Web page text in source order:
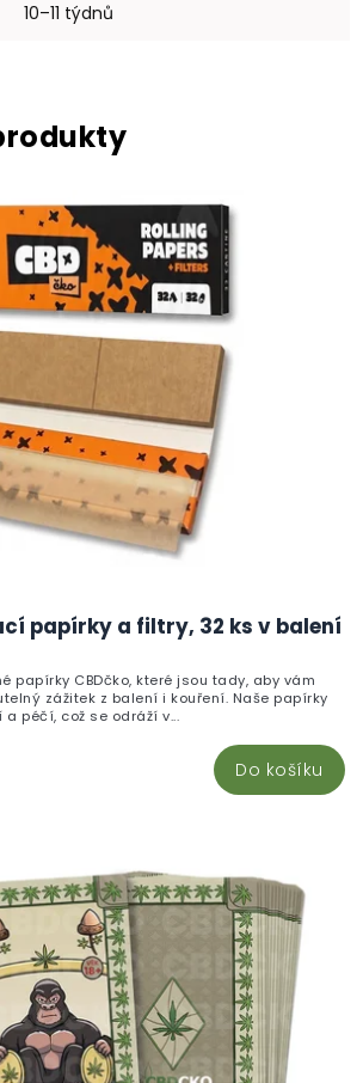
10–11 týdnů
papírky a filtry, 32 ks v balení
Do košíku
papírky CBDčko, které jsou tady, aby vám
zážitek z balení i kouření. Naše papírky
péčí, což se odráží v...